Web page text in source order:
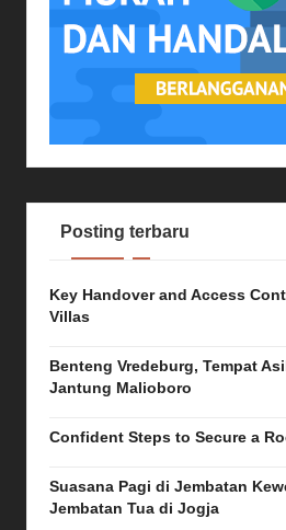
Posting terbaru
Key Handover and Access
Villas
Benteng Vredeburg, Tempat
Jantung Malioboro
Confident Steps to Secure a
Suasana Pagi di Jembatan
Jembatan Tua di Jogja